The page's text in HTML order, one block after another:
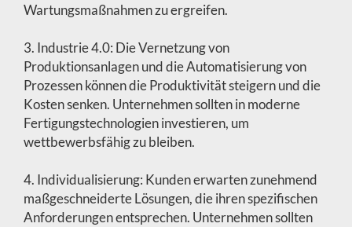
Wartungsmaßnahmen zu ergreifen.
3. Industrie 4.0: Die Vernetzung von
Produktionsanlagen und die Automatisierung von
Prozessen können die Produktivität steigern und die
Kosten senken. Unternehmen sollten in moderne
Fertigungstechnologien investieren, um
wettbewerbsfähig zu bleiben.
4. Individualisierung: Kunden erwarten zunehmend
maßgeschneiderte Lösungen, die ihren spezifischen
Anforderungen entsprechen. Unternehmen sollten